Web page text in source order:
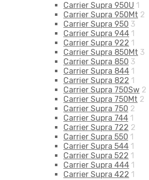
Carrier Supra 950U 1
Carrier Supra 950Mt 2
Carrier Supra 950 3
Carrier Supra 944 1
Carrier Supra 922 1
Carrier Supra 850Mt 3
Carrier Supra 850 3
Carrier Supra 844 1
Carrier Supra 822 1
Carrier Supra 750Sw 2
Carrier Supra 750Mt 2
Carrier Supra 750 2
Carrier Supra 744 1
Carrier Supra 722 2
Carrier Supra 550 1
Carrier Supra 544 1
Carrier Supra 522 1
Carrier Supra 444 1
Carrier Supra 422 1